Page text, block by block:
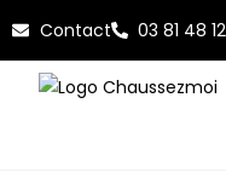
Contact 03 81 48